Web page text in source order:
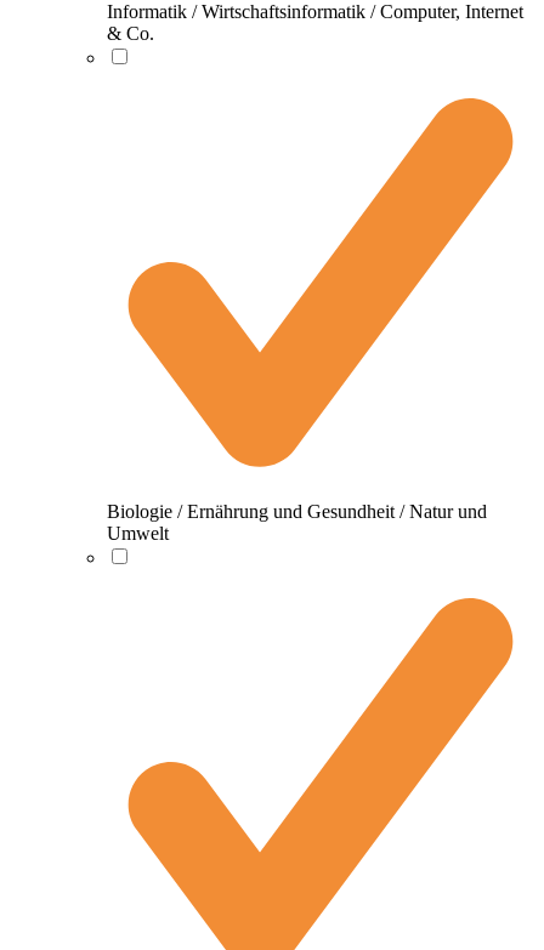
Informatik / Wirtschaftsinformatik / Computer, Internet
& Co.
Biologie / Ernährung und Gesundheit / Natur und
Umwelt